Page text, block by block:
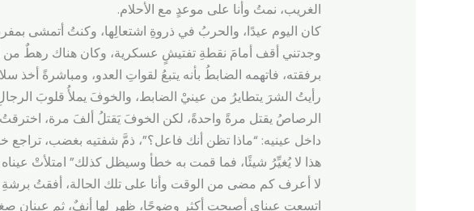
الغريب، نمتُ وأنا على موعدٍ مع الأحلام.
كان اليوم عيدًا، والحربُ في ذروةِ اشتعالِها، وكنتُ أتمشى
وجدتني أقف أمامَ نقطةِ تفتيشٍ عسكرية، وكان هناك رهطٌ من
برفقته، فاتهمه الضابطُ بأنه يتبعُ لقواتِ العدو، ومباشرةً
رأيتُ الشرَ يتطايرُ من عينيْ الضابط، والخوفَ يملأُ قلوبَ
الرصاصُ يقتل مرةً واحدةً، لكن الخوفَ يَقتلُ ألفَ مرة،
داخل عينيه: “ماذا تظن أنك فاعل؟”، ذمَّ شفتيه بغضب، تراجع
هذا لا يُغيِّرُ شيئًا، فما قمت به خطأ وسيظل كذلك” امتلأتْ
لا أعرف كم مضى من الوقت وأنا على تلك الحالة، أفقتُ
اتسعت عيناي أصبحت أكثر وضوحًا، ظهر لها أنفٌ، ثم عينان